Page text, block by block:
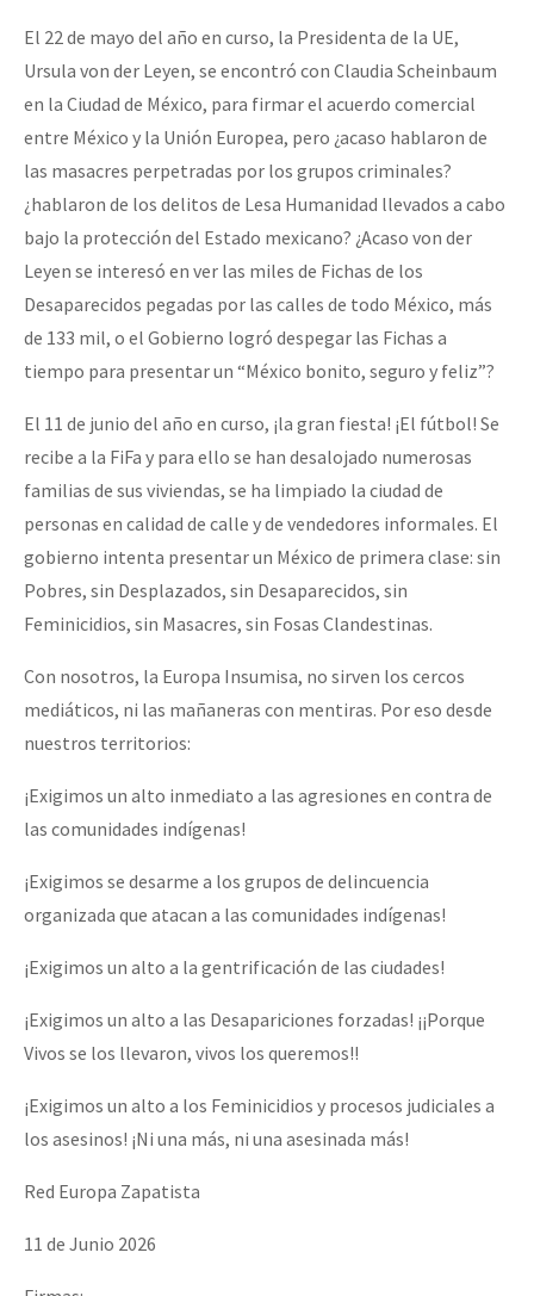
El 22 de mayo del año en curso, la Presidenta de la UE,
Ursula von der Leyen, se encontró con Claudia Scheinbaum
en la Ciudad de México, para firmar el acuerdo comercial
entre México y la Unión Europea, pero ¿acaso hablaron de
las masacres perpetradas por los grupos criminales?
¿hablaron de los delitos de Lesa Humanidad llevados a cabo
bajo la protección del Estado mexicano? ¿Acaso von der
Leyen se interesó en ver las miles de Fichas de los
Desaparecidos pegadas por las calles de todo México, más
de 133 mil, o el Gobierno logró despegar las Fichas a
tiempo para presentar un “México bonito, seguro y feliz”?
El 11 de junio del año en curso, ¡la gran fiesta! ¡El fútbol! Se
recibe a la FiFa y para ello se han desalojado numerosas
familias de sus viviendas, se ha limpiado la ciudad de
personas en calidad de calle y de vendedores informales. El
gobierno intenta presentar un México de primera clase: sin
Pobres, sin Desplazados, sin Desaparecidos, sin
Feminicidios, sin Masacres, sin Fosas Clandestinas.
Con nosotros, la Europa Insumisa, no sirven los cercos
mediáticos, ni las mañaneras con mentiras. Por eso desde
nuestros territorios:
¡Exigimos un alto inmediato a las agresiones en contra de
las comunidades indígenas!
¡Exigimos se desarme a los grupos de delincuencia
organizada que atacan a las comunidades indígenas!
¡Exigimos un alto a la gentrificación de las ciudades!
¡Exigimos un alto a las Desapariciones forzadas! ¡¡Porque
Vivos se los llevaron, vivos los queremos!!
¡Exigimos un alto a los Feminicidios y procesos judiciales a
los asesinos! ¡Ni una más, ni una asesinada más!
Red Europa Zapatista
11 de Junio 2026